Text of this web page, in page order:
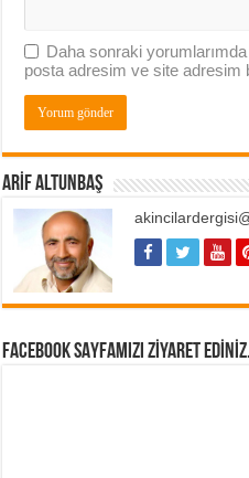
Daha sonraki
posta adresim ve site adresim
ARIF ALTUNBAŞ
FACEBOOK SAYFAMIZI ZIYARET EDINIZ.